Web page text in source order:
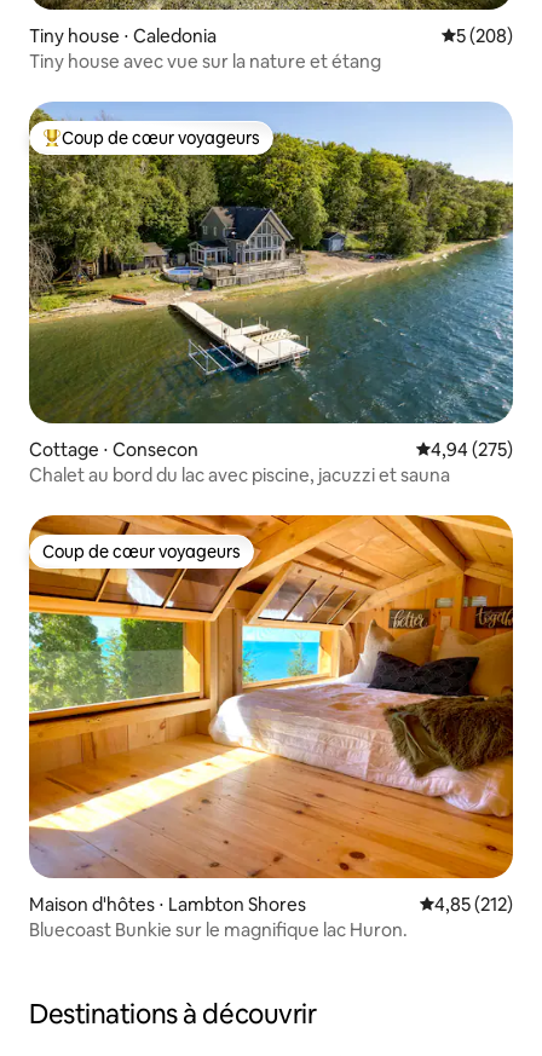
Tiny house ⋅ Caledonia Évaluation
5 (208)
Tiny house avec vue sur la nature et étang
Coups de cœur voyageurs les plus appréciés
Coup de cœur voyageurs
Cottage ⋅ Consecon Évaluation
4,94 (275)
Chalet au bord du lac avec piscine, jacuzzi et sauna
Coup de cœur voyageurs
Coup de cœur voyageurs
Maison d'hôtes ⋅ Lambton Shores Évaluation
4,85 (212)
Bluecoast Bunkie sur le magnifique lac Huron.
Destinations à découvrir